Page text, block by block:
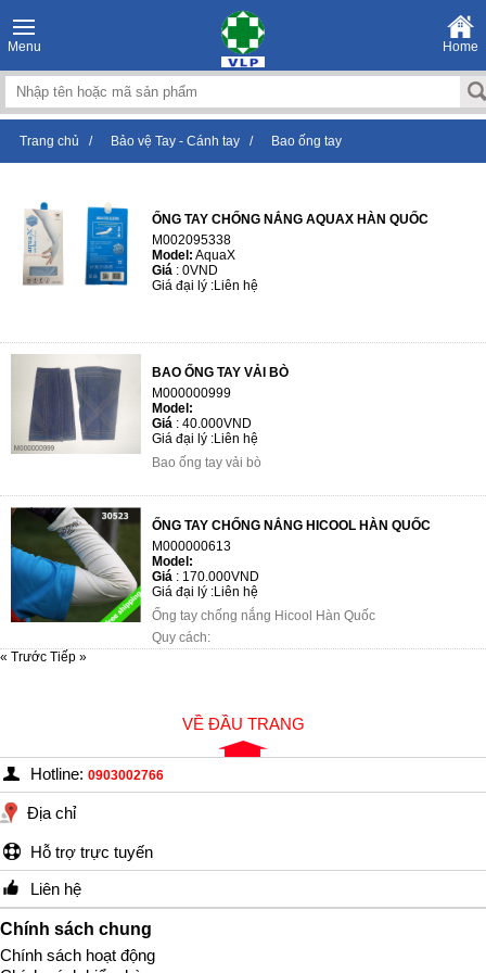
Menu Home
Trang chủ / Bảo vệ Tay - Cánh tay / Bao ống tay
ỐNG TAY CHỐNG NẮNG AQUAX HÀN QUỐC
M002095338
Model: AquaX
Giá : 0VND
Giá đại lý :Liên hệ
BAO ỐNG TAY VẢI BÒ
M000000999
Model:
Giá : 40.000VND
Giá đại lý :Liên hệ
Bao ống tay vải bò
ỐNG TAY CHỐNG NẮNG HICOOL HÀN QUỐC
M000000613
Model:
Giá : 170.000VND
Giá đại lý :Liên hệ
Ống tay chống nắng Hicool Hàn Quốc
Quy cách:
đường kính miệng ...
« Trước Tiếp »
VỀ ĐẦU TRANG
Hotline: 0903002766
Địa chỉ
Hỗ trợ trực tuyến
Liên hệ
Chính sách chung
Chính sách hoạt động